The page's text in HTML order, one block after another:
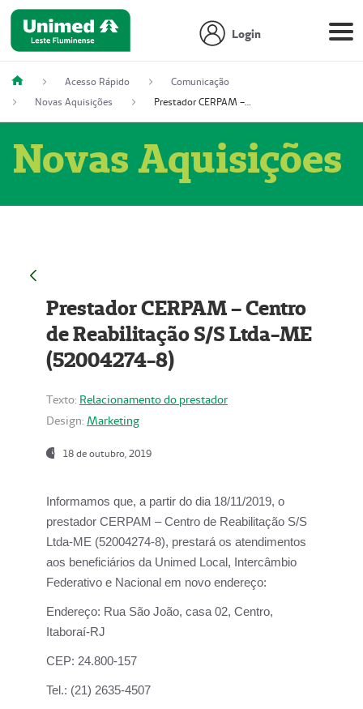
Login
Acesso Rápido
Comunicação
Novas Aquisições
Prestador CERPAM – Centro de Reabilitação S/S Ltda-ME (52004274-8)
Novas Aquisições
Prestador CERPAM – Centro
de Reabilitação S/S Ltda-ME
(52004274-8)
Texto: Relacionamento do prestador
Design: Marketing
18 de outubro, 2019
Informamos que, a partir do dia 18/11/2019, o
prestador CERPAM – Centro de Reabilitação S/S
Ltda-ME (52004274-8), prestará os atendimentos
aos beneficiários da Unimed Local, Intercâmbio
Federativo e Nacional em novo endereço:
Endereço: Rua São João, casa 02, Centro,
Itaboraí-RJ
CEP: 24.800-157
Tel.: (21) 2635-4507